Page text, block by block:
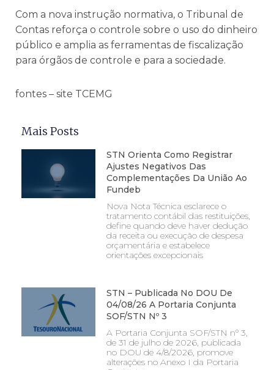
Com a nova instrução normativa, o Tribunal de
Contas reforça o controle sobre o uso do dinheiro
público e amplia as ferramentas de fiscalização
para órgãos de controle e para a sociedade.
fontes – site TCEMG
Mais Posts
STN Orienta Como Registrar
Ajustes Negativos Das
Complementações Da União Ao
Fundeb
Nova Nota Técnica esclarece o
tratamento contábil das restituições,
define quando deve haver dedução
da receita ou execução de despesa
orçamentária e estabelece
orientações excepcionais
STN – Publicada No DOU De
04/08/26 A Portaria Conjunta
SOF/STN Nº 3
A Portaria Conjunta SOF/STN nº 3,
de 31 de julho de 2026, publicada
no DOU de 4/8/2026, promove
alterações no Anexo I da Portaria